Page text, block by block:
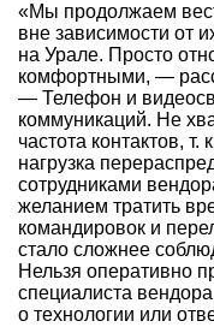
«Мы продолжаем
вне зависимости от
на Урале. Просто
комфортными, —
— Телефон и
коммуникаций. Не
частота контактов,
нагрузка
сотрудниками
желанием тратить
командировок и
стало сложнее
Нельзя оперативно
специалиста
о технологии или